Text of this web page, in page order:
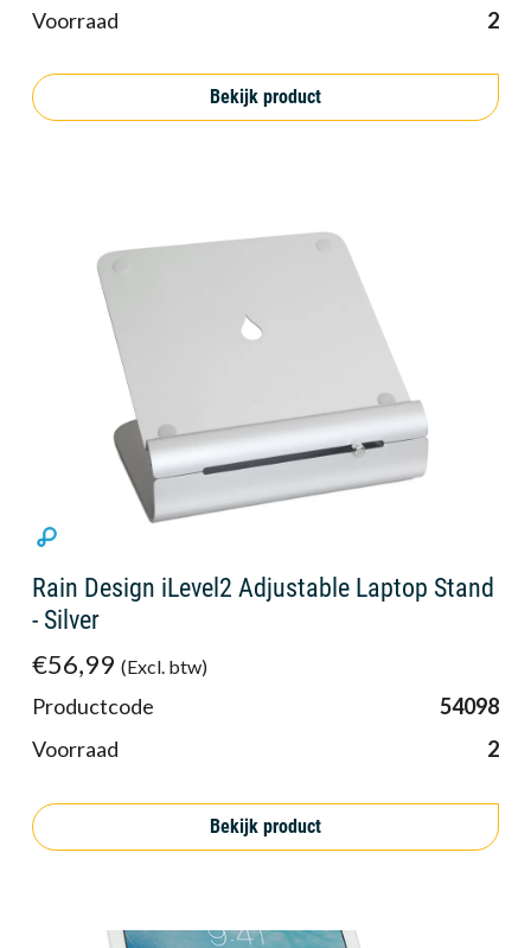
Voorraad
2
Bekijk product
Rain Design iLevel2 Adjustable Laptop Stand
- Silver
€56,99 (Excl. btw)
Productcode
54098
Voorraad
2
Bekijk product